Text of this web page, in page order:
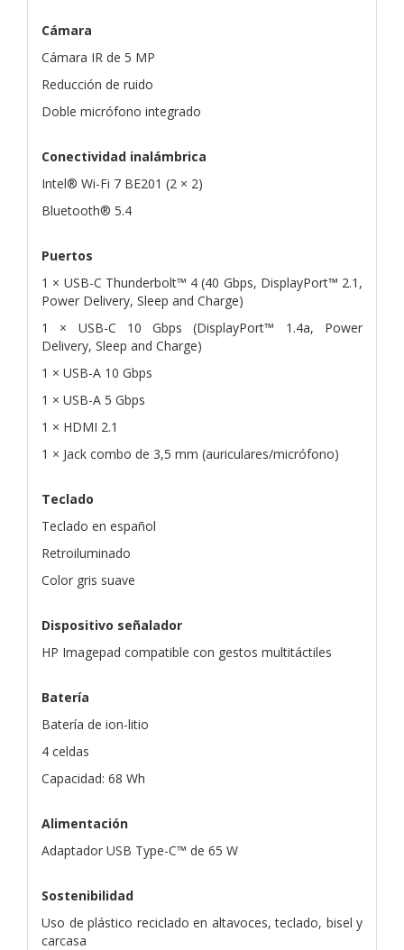
Cámara
Cámara IR de 5 MP
Reducción de ruido
Doble micrófono integrado
Conectividad inalámbrica
Intel® Wi-Fi 7 BE201 (2 × 2)
Bluetooth® 5.4
Puertos
1 × USB-C Thunderbolt™ 4 (40 Gbps, DisplayPort™ 2.1,
Power Delivery, Sleep and Charge)
1 × USB-C 10 Gbps (DisplayPort™ 1.4a, Power
Delivery, Sleep and Charge)
1 × USB-A 10 Gbps
1 × USB-A 5 Gbps
1 × HDMI 2.1
1 × Jack combo de 3,5 mm (auriculares/micrófono)
Teclado
Teclado en español
Retroiluminado
Color gris suave
Dispositivo señalador
HP Imagepad compatible con gestos multitáctiles
Batería
Batería de ion-litio
4 celdas
Capacidad: 68 Wh
Alimentación
Adaptador USB Type-C™ de 65 W
Sostenibilidad
Uso de plástico reciclado en altavoces, teclado, bisel y
carcasa